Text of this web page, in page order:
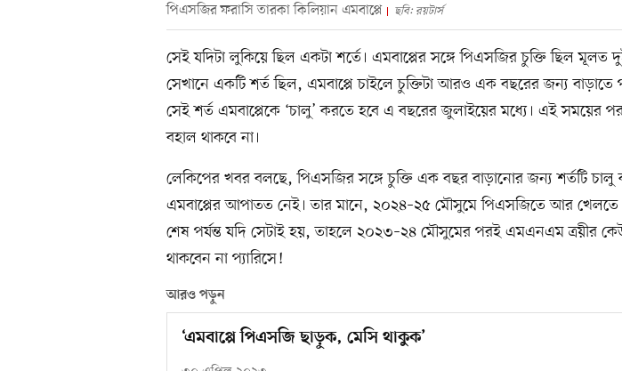
পিএসজির ফরাসি তারকা কিলিয়ান এমবাপ্পে ছবি: রয়টার্স
সেই যদিটা লুকিয়ে ছিল একটা শর্তে। এমবাপ্পের সঙ্গে পিএসজির চুক্তি ছিল মূলত
সেখানে একটি শর্ত ছিল, এমবাপ্পে চাইলে চুক্তিটা আরও এক বছরের জন্য বাড়াতে
সেই শর্ত এমবাপ্পেকে ‘চালু’ করতে হবে এ বছরের জুলাইয়ের মধ্যে। এই সময়ের
বহাল থাকবে না।
লেকিপের খবর বলছে, পিএসজির সঙ্গে চুক্তি এক বছর বাড়ানোর জন্য শর্তটি চালু
এমবাপ্পের আপাতত নেই। তার মানে, ২০২৪–২৫ মৌসুমে পিএসজিতে আর খেলতে
শেষ পর্যন্ত যদি সেটাই হয়, তাহলে ২০২৩–২৪ মৌসুমের পরই এমএনএম ত্রয়ীর
থাকবেন না প্যারিসে!
আরও পড়ুন
‘এমবাপ্পে পিএসজি ছাড়ুক, মেসি থাকুক’